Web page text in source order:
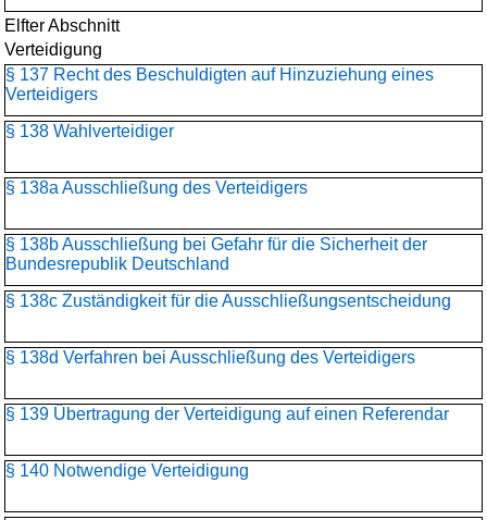
Elfter Abschnitt
Verteidigung
§ 137 Recht des Beschuldigten auf Hinzuziehung eines
Verteidigers
§ 138 Wahlverteidiger
§ 138a Ausschließung des Verteidigers
§ 138b Ausschließung bei Gefahr für die Sicherheit der
Bundesrepublik Deutschland
§ 138c Zuständigkeit für die Ausschließungsentscheidung
§ 138d Verfahren bei Ausschließung des Verteidigers
§ 139 Übertragung der Verteidigung auf einen Referendar
§ 140 Notwendige Verteidigung